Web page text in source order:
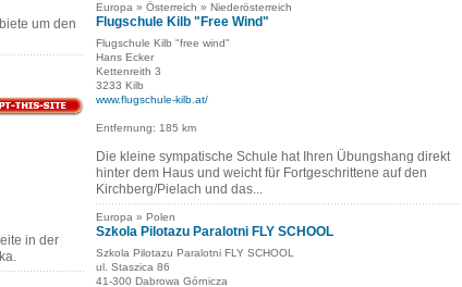
um den
in der
Europa » Österreich » Niederösterreich
Flugschule Kilb "Free Wind"
Flugschule Kilb "free wind"
Hans Ecker
Kettenreith 3
3233 Kilb
www.flugschule-kilb.at/
Entfernung: 185 km
Die kleine sympatische Schule hat Ihren Übungshang direkt
hinter dem Haus und weicht für Fortgeschrittene auf den
Kirchberg/Pielach und das...
Europa » Polen
Szkola Pilotazu Paralotni FLY SCHOOL
Szkola Pilotazu Paralotni FLY SCHOOL
ul. Staszica 86
41-300 Dabrowa Górnicza